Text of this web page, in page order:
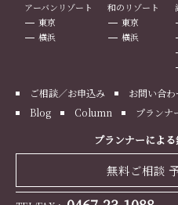
アーバンリゾート
東京
横浜
和のリゾート
東京
横浜
ご相談／お申込み お問い合わ
Blog
Column プランナ
プランナーによ
無料ご相談